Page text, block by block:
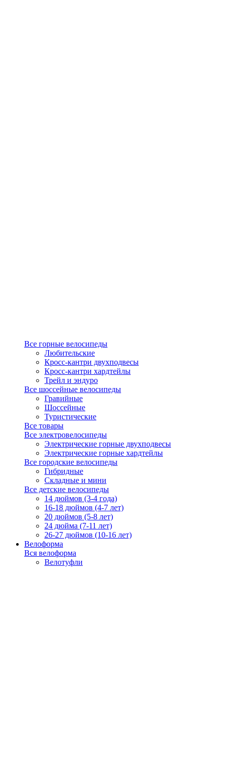
Все горные велосипеды
Любительские
Кросс-кантри двухподвесы
Кросс-кантри хардтейлы
Трейл и эндуро
Все шоссейные велосипеды
Гравийные
Шоссейные
Туристические
Все товары
Все электровелосипеды
Электрические горные двухподвесы
Электрические горные хардтейлы
Все городские велосипеды
Гибридные
Складные и мини
Все детские велосипеды
14 дюймов (3-4 года)
16-18 дюймов (4-7 лет)
20 дюймов (5-8 лет)
24 дюйма (7-11 лет)
26-27 дюймов (10-16 лет)
Велоформа
Вся велоформа
Велотуфли